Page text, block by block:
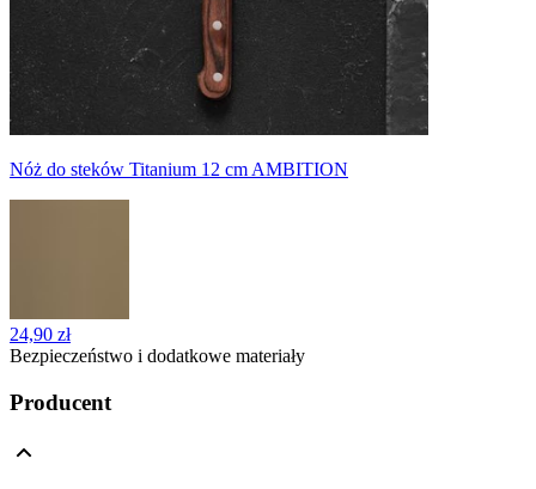
Nóż do steków Titanium 12 cm AMBITION
24,90 zł
Bezpieczeństwo i dodatkowe materiały
Producent